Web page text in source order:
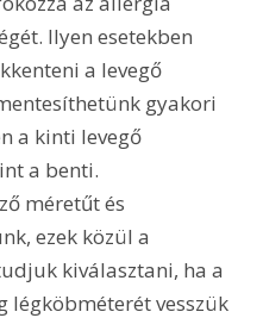
Ilyen esetekben
a levegő
gyakori
a kinti levegő
a benti.
méretűt és
ezek közül a
kiválasztani, ha a
légköbméterét vesszük